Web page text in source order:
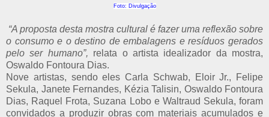
Foto: Divulgação
“A proposta desta mostra cultural é fazer uma reflexão sobre
o consumo e o destino de embalagens e resíduos gerados
pelo ser humano”, relata o artista idealizador da mostra,
Oswaldo Fontoura Dias.
Nove artistas, sendo eles Carla Schwab, Eloir Jr., Felipe
Sekula, Janete Fernandes, Kézia Talisin, Oswaldo Fontoura
Dias, Raquel Frota, Suzana Lobo e Waltraud Sekula, foram
convidados a produzir obras com materiais acumulados e